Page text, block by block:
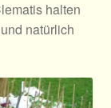
halten
natürlich